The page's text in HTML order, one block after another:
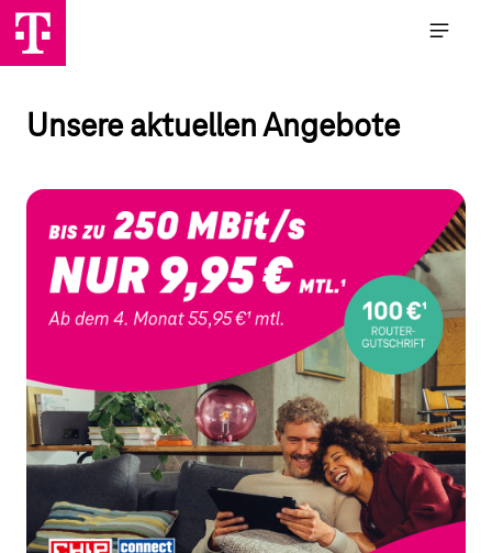
Skip
content
Unsere aktuellen Angebote